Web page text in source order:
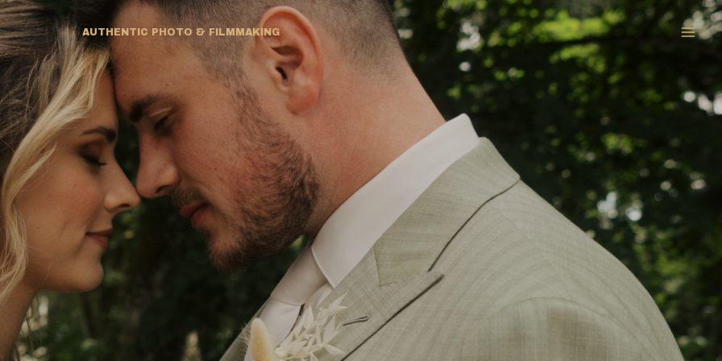
AUTHENTIC PHOTO & FILMMAKING